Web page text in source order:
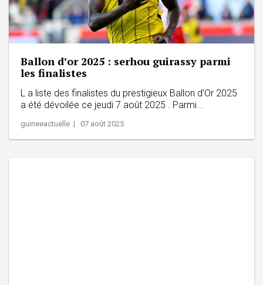
Ballon d’or 2025 : serhou guirassy parmi
les finalistes
L a liste des finalistes du prestigieux Ballon d’Or 2025
a été dévoilée ce jeudi 7 août 2025 . Parmi...
guineeactuelle | 07 août 2025